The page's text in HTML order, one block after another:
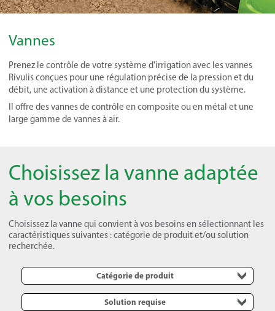
Vannes
Prenez le contrôle de votre système d'irrigation avec les vannes
Rivulis conçues pour une régulation précise de la pression et du
débit, une activation à distance et une protection du système.
Il offre des vannes de contrôle en composite ou en métal et une
large gamme de vannes à air.
Choisissez la vanne adaptée
à vos besoins
Choisissez la vanne qui convient à vos besoins en sélectionnant les
caractéristiques suivantes : catégorie de produit et/ou solution
recherchée.
Catégorie de produit
Solution requise